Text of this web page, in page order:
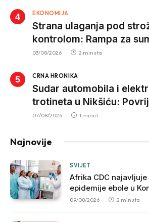
EKONOMIJA
Strana ulaganja pod
kontrolom: Rampa za
03/08/2026 2 minuta
CRNA HRONIKA
Sudar automobila i
trotineta u Nikšiću:
trotineta, prebačen u
07/08/2026 1 minut
Najnovije
SVIJET
Afrika CDC
epidemije ebole u
09/08/2026 2 minuta